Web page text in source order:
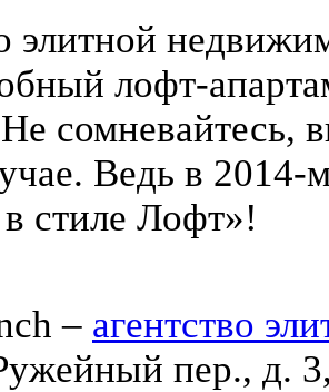
элитной
лофт-
сомневайтесь,
Ведь в 2014-
стиле Лофт»!
– агентство
пер., д.